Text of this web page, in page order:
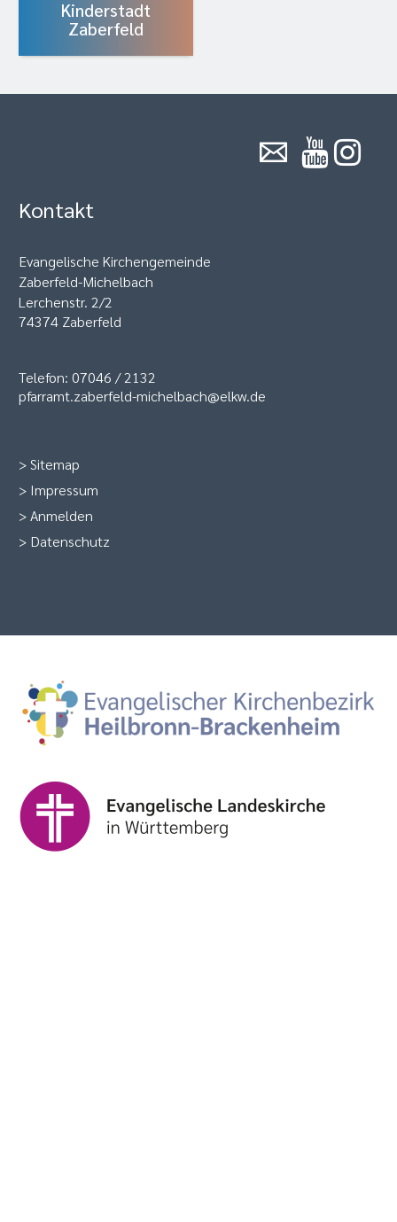
Kinderstadt
Zaberfeld
Kontakt
Evangelische Kirchengemeinde
Zaberfeld-Michelbach
Lerchenstr. 2/2
74374 Zaberfeld
Telefon: 07046 / 2132
pfarramt.zaberfeld-michelbach@elkw.de
>Sitemap
> Impressum
>Anmelden
> Datenschutz